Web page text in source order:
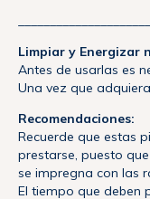
Limpiar y Energizar
Antes de usarlas es
Una vez que
Recomendaciones:
Recuerde que estas
prestarse, puesto
se impregna con las
El tiempo que deben